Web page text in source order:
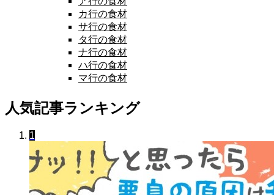
カ行の食材
サ行の食材
タ行の食材
ナ行の食材
ハ行の食材
マ行の食材
人気記事ランキング
1